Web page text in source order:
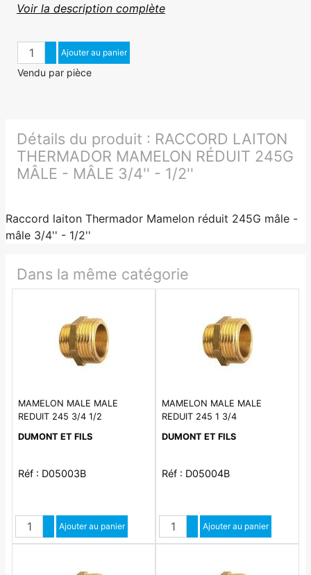
Voir la description complète
QuantitéAugmenter quantité
Diminuer quantité
Ajouter au panier
Vendu par pièce
Détails du produit : RACCORD LAITON
THERMADOR MAMELON RÉDUIT 245G
MÂLE - MÂLE 3/4'' - 1/2''
Raccord laiton Thermador Mamelon réduit 245G mâle -
mâle 3/4'' - 1/2''
Dans la même catégorie
MAMELON MALE MALE
REDUIT 245 3/4 1/2
DUMONT ET FILS
Réf : D05003B
QuantitéAugmenter quantité
Diminuer quantité
Ajouter au panier
MAMELON MALE MALE
REDUIT 245 1 3/4
DUMONT ET FILS
Réf : D05004B
QuantitéAugmenter quantité
Diminuer quantité
Ajouter au panier